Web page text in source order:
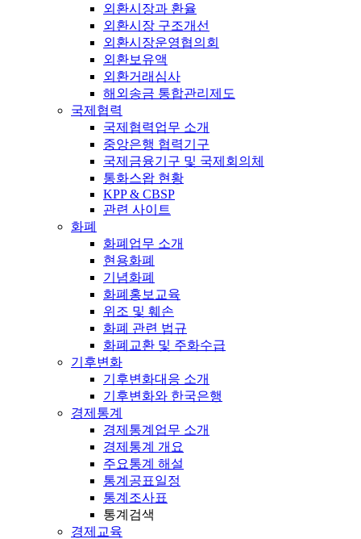
외환시장과 환율
외환시장 구조개선
외환시장운영협의회
외환보유액
외환거래심사
해외송금 통합관리제도
국제협력
국제협력업무 소개
중앙은행 협력기구
국제금융기구 및 국제회의체
통화스왑 현황
KPP & CBSP
관련 사이트
화폐
화폐업무 소개
현용화폐
기념화폐
화폐홍보교육
위조 및 훼손
화폐 관련 법규
화폐교환 및 주화수급
기후변화
기후변화대응 소개
기후변화와 한국은행
경제통계
경제통계업무 소개
경제통계 개요
주요통계 해설
통계공표일정
통계조사표
통계검색
경제교육